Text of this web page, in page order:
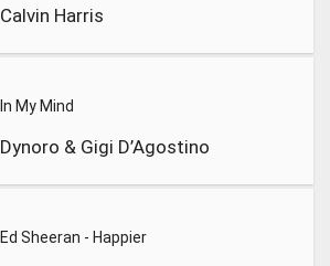
Calvin Harris
In My Mind
Dynoro & Gigi D’Agostino
Ed Sheeran - Happier